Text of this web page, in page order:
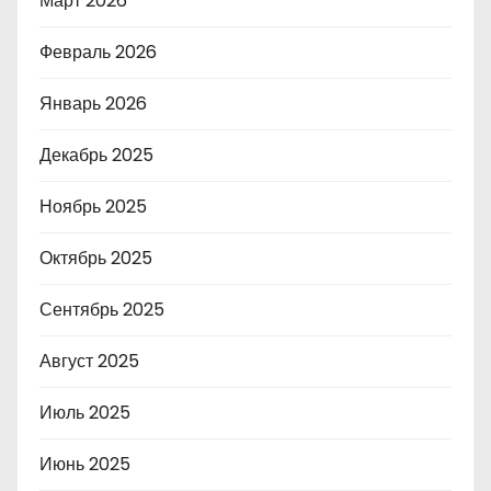
Февраль 2026
Январь 2026
Декабрь 2025
Ноябрь 2025
Октябрь 2025
Сентябрь 2025
Август 2025
Июль 2025
Июнь 2025